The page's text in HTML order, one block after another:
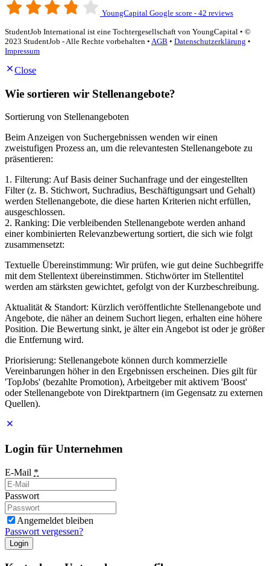
YoungCapital Google score - 42 reviews
StudentJob International ist eine Tochtergesellschaft von YoungCapital • ©
2023 StudentJob - Alle Rechte vorbehalten • AGB • Datenschutzerklärung •
Impressum
Close
Wie sortieren wir Stellenangebote?
Sortierung von Stellenangeboten
Beim Anzeigen von Suchergebnissen wenden wir einen
zweistufigen Prozess an, um die relevantesten Stellenangebote zu
präsentieren:
1. Filterung: Auf Basis deiner Suchanfrage und der eingestellten
Filter (z. B. Stichwort, Suchradius, Beschäftigungsart und Gehalt)
werden Stellenangebote, die diese harten Kriterien nicht erfüllen,
ausgeschlossen.
2. Ranking: Die verbleibenden Stellenangebote werden anhand
einer kombinierten Relevanzbewertung sortiert, die sich wie folgt
zusammensetzt:
Textuelle Übereinstimmung: Wir prüfen, wie gut deine Suchbegriffe
mit dem Stellentext übereinstimmen. Stichwörter im Stellentitel
werden am stärksten gewichtet, gefolgt von der Kurzbeschreibung.
Aktualität & Standort: Kürzlich veröffentlichte Stellenangebote und
Angebote, die näher an deinem Suchort liegen, erhalten eine höhere
Position. Die Bewertung sinkt, je älter ein Angebot ist oder je größer
die Entfernung wird.
Priorisierung: Stellenangebote können durch kommerzielle
Vereinbarungen höher in den Ergebnissen erscheinen. Dies gilt für
'TopJobs' (bezahlte Promotion), Arbeitgeber mit aktivem 'Boost'
oder Stellenangebote von Direktpartnern (im Gegensatz zu externen
Quellen).
Login für Unternehmen
E-Mail *
Passwort
Angemeldet bleiben
Passwort vergessen?
Login